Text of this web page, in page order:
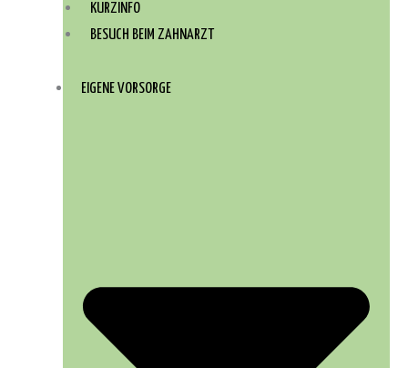
KURZINFO
BESUCH BEIM ZAHNARZT
EIGENE VORSORGE